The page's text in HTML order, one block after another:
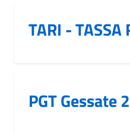
TARI - TASSA
PGT Gessate